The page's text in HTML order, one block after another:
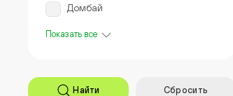
Домбай
Показать все
Найти Сбросить